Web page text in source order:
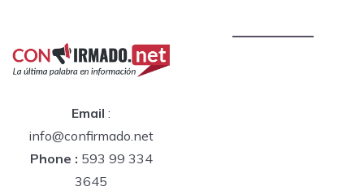
Email :
info@confirmado.net
Phone : 593 99 334
3645